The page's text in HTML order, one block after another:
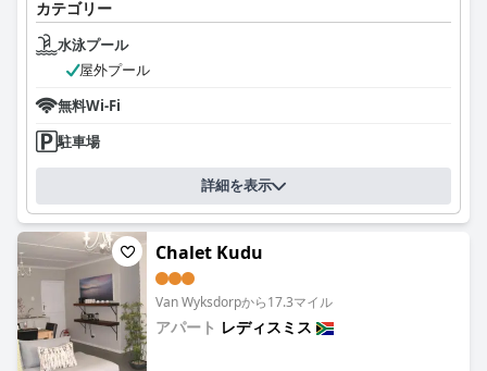
カテゴリー
水泳プール
屋外プール
無料Wi-Fi
駐車場
詳細を表示
Chalet Kudu
Van Wyksdorpから17.3マイル
アパート レディスミス